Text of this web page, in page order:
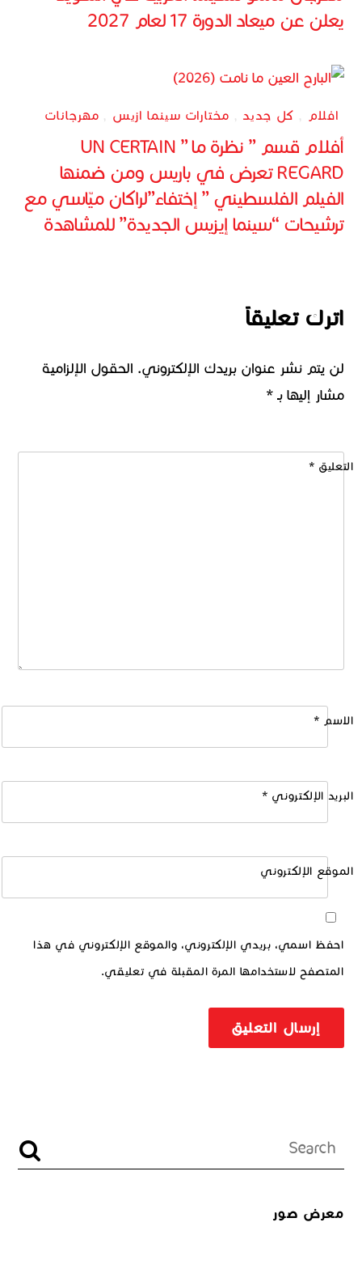
يعلن عن ميعاد الدورة 17 لعام 2027
افلام , كل جديد , مختارات سينما ازيس , مهرجانات
أفلام قسم ” نظرة ما ” UN CERTAIN
REGARD تعرض في باريس ومن ضمنها
الفيلم الفلسطيني ” إختفاء”لراكان ميّاسي مع
ترشيحات “سينما إيزيس الجديدة” للمشاهدة
اترك تعليقاً
لن يتم نشر عنوان بريدك الإلكتروني. الحقول الإلزامية
مشار إليها بـ*
التعليق *
الاسم *
البريد الإلكتروني *
الموقع الإلكتروني
احفظ اسمي، بريدي الإلكتروني، والموقع الإلكتروني في هذا
المتصفح لاستخدامها المرة المقبلة في تعليقي.
معرض صور